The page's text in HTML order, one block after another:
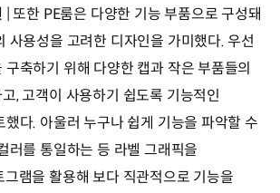
| 또한 PE룸은 다양한 기능 부품으로 구성돼
사용성을 고려한 디자인을 가미했다. 우선
구축하기 위해 다양한 캡과 작은 부품들의
, 고객이 사용하기 쉽도록 기능적인
했다. 아울러 누구나 쉽게 기능을 파악할 수
러를 통일하는 등 라벨 그래픽을
그램을 활용해 보다 직관적으로 기능을